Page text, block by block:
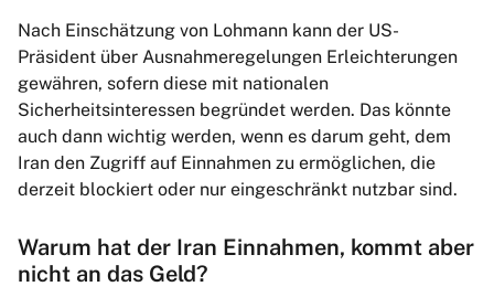
Nach Einschätzung von Lohmann kann der US-
Präsident über Ausnahmeregelungen Erleichterungen
gewähren, sofern diese mit nationalen
Sicherheitsinteressen begründet werden. Das könnte
auch dann wichtig werden, wenn es darum geht, dem
Iran den Zugriff auf Einnahmen zu ermöglichen, die
derzeit blockiert oder nur eingeschränkt nutzbar sind.
Warum hat der Iran Einnahmen, kommt aber
nicht an das Geld?